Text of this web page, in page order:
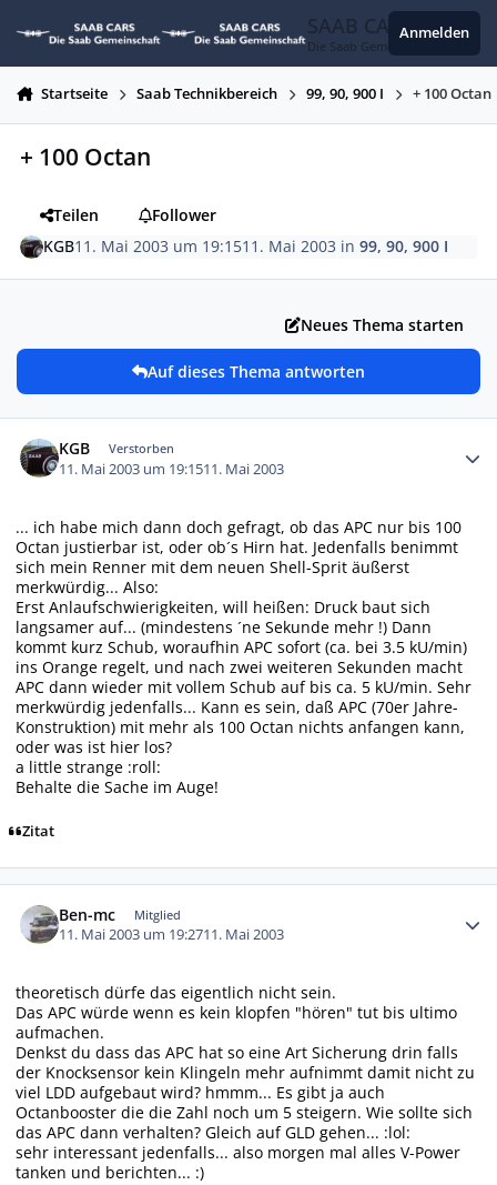
SAAB CARS
Die Saab Gemeinschaft
Anmelden
Startseite Saab Technikbereich 99, 90, 900 I + 100 Octan
+ 100 Octan
Teilen
Follower
KGB11. Mai 2003 um 19:1511. Mai 2003 in99, 90, 900 I
Neues Thema starten
Auf dieses Thema antworten
KGB Verstorben
11. Mai 2003 um 19:1511. Mai 2003
... ich habe mich dann doch gefragt, ob das APC nur bis 100
Octan justierbar ist, oder ob´s Hirn hat. Jedenfalls benimmt
sich mein Renner mit dem neuen Shell-Sprit äußerst
merkwürdig... Also:
Erst Anlaufschwierigkeiten, will heißen: Druck baut sich
langsamer auf... (mindestens ´ne Sekunde mehr !) Dann
kommt kurz Schub, woraufhin APC sofort (ca. bei 3.5 kU/min)
ins Orange regelt, und nach zwei weiteren Sekunden macht
APC dann wieder mit vollem Schub auf bis ca. 5 kU/min. Sehr
merkwürdig jedenfalls... Kann es sein, daß APC (70er Jahre-
Konstruktion) mit mehr als 100 Octan nichts anfangen kann,
oder was ist hier los?
a little strange :roll:
Behalte die Sache im Auge!
Zitat
Ben-mc Mitglied
11. Mai 2003 um 19:2711. Mai 2003
theoretisch dürfe das eigentlich nicht sein.
Das APC würde wenn es kein klopfen "hören" tut bis ultimo
aufmachen.
Denkst du dass das APC hat so eine Art Sicherung drin falls
der Knocksensor kein Klingeln mehr aufnimmt damit nicht zu
viel LDD aufgebaut wird? hmmm... Es gibt ja auch
Octanbooster die die Zahl noch um 5 steigern. Wie sollte sich
das APC dann verhalten? Gleich auf GLD gehen... :lol:
sehr interessant jedenfalls... also morgen mal alles V-Power
tanken und berichten... :)